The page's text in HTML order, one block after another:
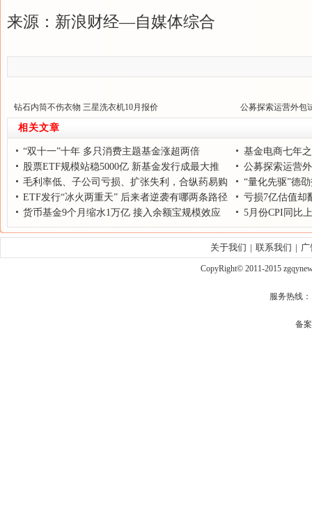
来源：新浪财经—自媒体综合
钻石内筒不伤衣物 三星洗衣机10月报价 公募探索运营外包
相关文章
“双十一”十年 多只消费主题基金涨超两倍
基金电商七年
股票ETF规模站稳5000亿 新基金发行成最大推
手
公募探索运营
毛利率低、子公司亏损、扩张失利，合纵药易购
IPO前路多舛
“量化先驱”德
国
ETF发行“冰火两重天” 后来者逆袭有哪两条路径
亏损7亿估值却
财技"
货币基金9个月缩水1万亿 接入余额宝规模效应
锐减
5月份CPI同比
关于我们 | 联系我们 | 广
CopyRight© 2011-2015
服务热线：
备